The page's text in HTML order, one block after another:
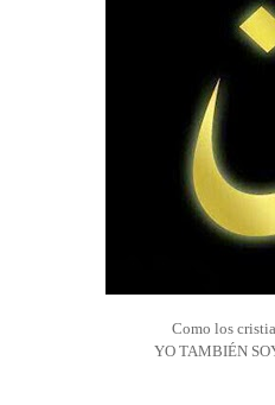
Como los
YO TAMBIÉN